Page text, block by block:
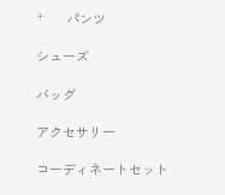
パンツ
シューズ
バッグ
アクセサリー
コーディネートセット